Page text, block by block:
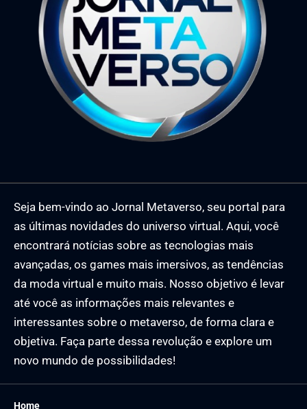
Seja bem-vindo ao Jornal Metaverso, seu portal para
as últimas novidades do universo virtual. Aqui, você
encontrará notícias sobre as tecnologias mais
avançadas, os games mais imersivos, as tendências
da moda virtual e muito mais. Nosso objetivo é levar
até você as informações mais relevantes e
interessantes sobre o metaverso, de forma clara e
objetiva. Faça parte dessa revolução e explore um
novo mundo de possibilidades!
Home